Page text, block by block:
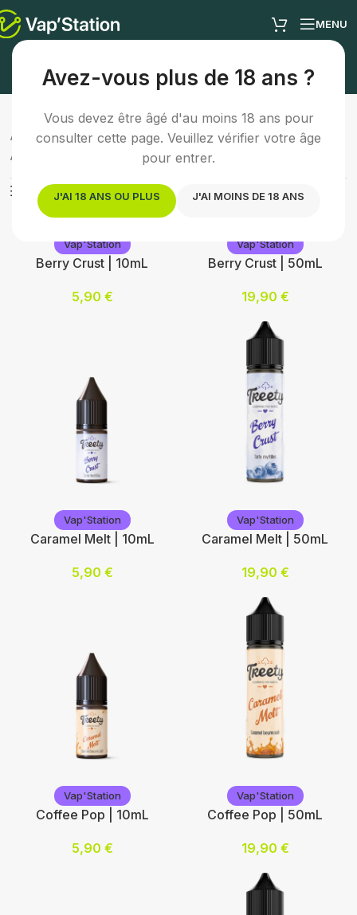
Avez-vous plus de 18 ans ?
Vous devez être âgé d'au moins 18 ans pour
consulter cette page. Veuillez vérifier votre âge
pour entrer.
J'AI 18 ANS OU PLUS J'AI MOINS DE 18 ANS
MENU
E-liquide gourmand
Accueil/E-liquides/E-liquide gourmand
Affichage de 1–24 sur 61 résultats
Afficher les filtres
Vap'Station
Berry Crust | 10mL
5,90 €
Vap'Station
Nicotine (mg/mL) :
Choix des options
Vap'Station
Berry Crust | 50mL
19,90 €
Vap'Station
Ajouter au panier
Vap'Station
Caramel Melt | 10mL
5,90 €
Vap'Station
Nicotine (mg/mL) :
Vap'Station
Caramel Melt | 50mL
19,90 €
Vap'Station
Ajouter au panier
Vap'Station
Coffee Pop | 10mL
5,90 €
Vap'Station
Coffee Pop | 50mL
19,90 €